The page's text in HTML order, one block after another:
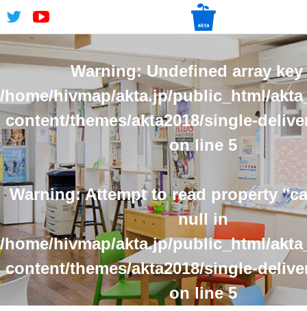
Warning: Undefined array key
/home/hivmap/akta.jp/public_html/
content/themes/akta2018/single-
on line 5
Warning: Attempt to read property
null in
/home/hivmap/akta.jp/public_html/
content/themes/akta2018/single-
on line5